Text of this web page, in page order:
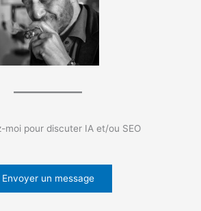
moi pour discuter IA et/ou SEO
Envoyer un message